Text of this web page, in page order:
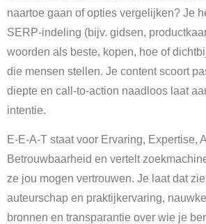
naartoe gaan of opties vergelijken? Je
SERP-indeling (bijv. gidsen,
woorden als beste, kopen, hoe of
die mensen stellen. Je content scoort
diepte en call-to-action naadloos laat
intentie.
E-E-A-T staat voor Ervaring, Expertise,
Betrouwbaarheid en vertelt
ze jou mogen vertrouwen. Je laat dat
auteurschap en praktijkervaring,
bronnen en transparantie over wie je